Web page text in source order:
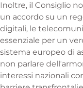
Inoltre, il Consiglio
un accordo su un
digitali, le
essenziale per un
sistema europeo di
non parlare
interessi nazionali